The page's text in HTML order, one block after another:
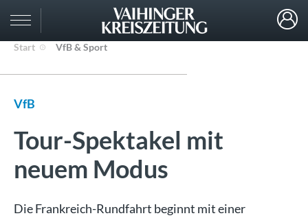
Start VfB & Sport
VfB
Tour-Spektakel mit
neuem Modus
Die Frankreich-Rundfahrt beginnt mit einer